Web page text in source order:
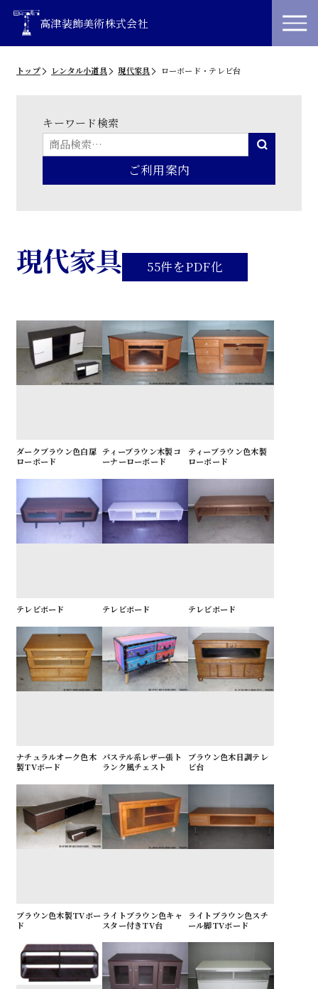
高津装飾美術株式会社
トップ レンタル小道具 現代家具 ローボード・テレビ台
キーワード検索
ご利用案内
現代家具 55件をPDF化
ダークブラウン色白扉
ローボード
ティーブラウン木製コ
ーナーローボード
ティーブラウン色木製
ローボード
テレビボード テレビボード テレビボード
ナチュラルオーク色木
製TVボード
パステル系レザー張ト
ランク風チェスト
ブラウン色木目調テレ
ビ台
ブラウン色木製TVボー
ド
ライトブラウン色キャ
スター付きTV台
ライトブラウン色スチ
ール脚TVボード